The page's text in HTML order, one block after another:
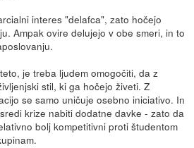
interes "delafca", zato hočejo
Ampak ovire delujejo v obe smeri, in to
je treba ljudem omogočiti, da z
stil, ki ga hočejo živeti. Z
se samo uničuje osebno iniciativo. In
krize nabiti dodatne davke - zato da
bolj kompetitivni proti študentom